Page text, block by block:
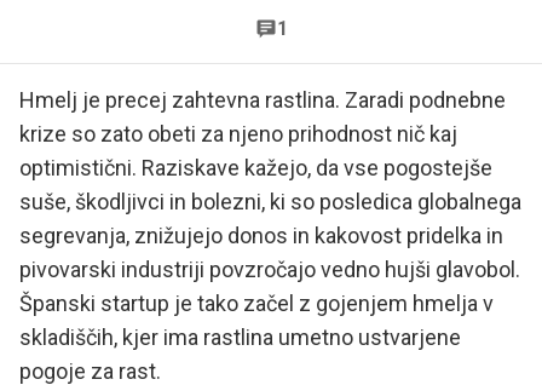
1
Hmelj je precej zahtevna rastlina. Zaradi podnebne
krize so zato obeti za njeno prihodnost nič kaj
optimistični. Raziskave kažejo, da vse pogostejše
suše, škodljivci in bolezni, ki so posledica globalnega
segrevanja, znižujejo donos in kakovost pridelka in
pivovarski industriji povzročajo vedno hujši glavobol.
Španski startup je tako začel z gojenjem hmelja v
skladiščih, kjer ima rastlina umetno ustvarjene
pogoje za rast.